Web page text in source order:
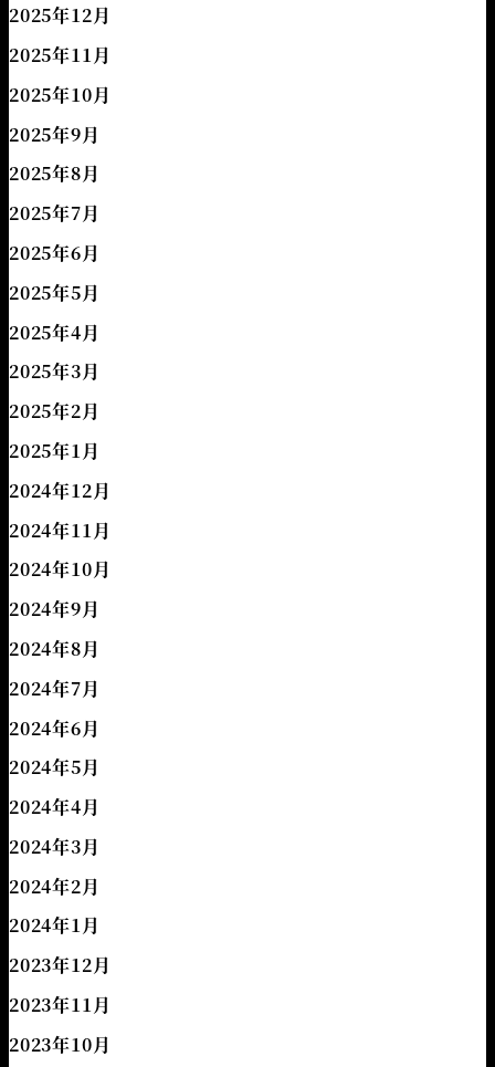
2025年12月
2025年11月
2025年10月
2025年9月
2025年8月
2025年7月
2025年6月
2025年5月
2025年4月
2025年3月
2025年2月
2025年1月
2024年12月
2024年11月
2024年10月
2024年9月
2024年8月
2024年7月
2024年6月
2024年5月
2024年4月
2024年3月
2024年2月
2024年1月
2023年12月
2023年11月
2023年10月